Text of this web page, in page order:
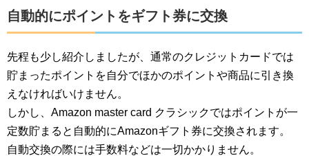
自動的にポイントをギフト券に交換
先程も少し紹介しましたが、通常のクレジットカードでは
貯まったポイントを自分でほかのポイントや商品に引き換
えなければいけません。
しかし、Amazon master card クラシックではポイントが一
定数貯まると自動的にAmazonギフト券に交換されます。
自動交換の際には手数料などは一切かかりません。